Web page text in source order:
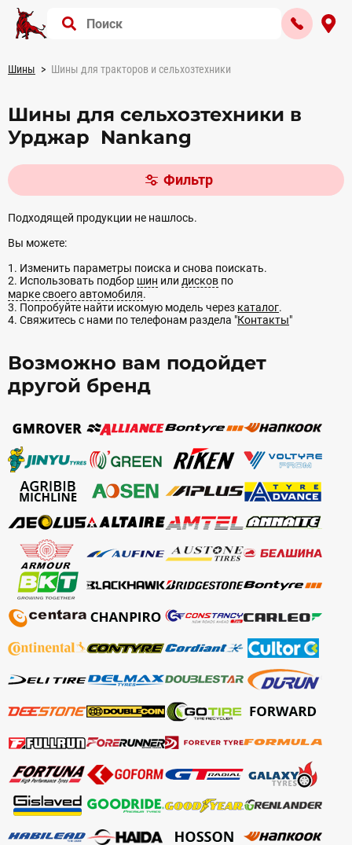
Шины Шины для тракторов и сельхозтехники
Шины для сельхозтехники в
Урджар Nankang
Фильтр
Подходящей продукции не нашлось.
Вы можете:
1. Изменить параметры поиска и снова поискать.
2. Использовать подбор шин или дисков по
марке своего автомобиля.
3. Попробуйте найти искомую модель через каталог.
4. Свяжитесь с нами по телефонам раздела "Контакты"
Возможно вам подойдет
другой бренд